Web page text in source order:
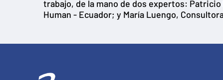
trabajo, de la mano de dos expertos:
Human - Ecuador; y María Luengo,